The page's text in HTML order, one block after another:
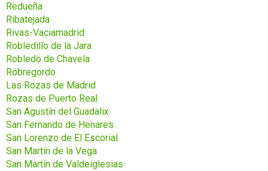
Redueña
Ribatejada
Rivas-Vaciamadrid
Robledillo de la Jara
Robledo de Chavela
Robregordo
Las Rozas de Madrid
Rozas de Puerto Real
San Agustín del Guadalix
San Fernando de Henares
San Lorenzo de El Escorial
San Martín de la Vega
San Martín de Valdeiglesias